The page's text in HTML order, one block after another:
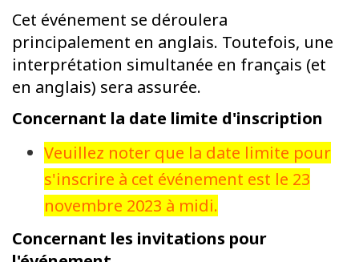
Cet événement se déroulera
principalement en anglais. Toutefois, une
interprétation simultanée en français (et
en anglais) sera assurée.
Concernant la date limite d'inscription
Veuillez noter que la date limite pour
s'inscrire à cet événement est le 23
novembre 2023 à midi.
Concernant les invitations pour